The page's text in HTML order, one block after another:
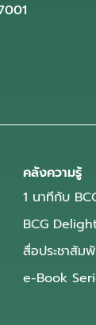
คลังความรู้
1 นาทีกับ
BCG
สื่อประชาสัม
e-Book